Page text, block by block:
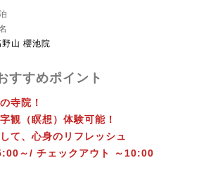
野山 櫻池院
すすめポイント
寺院！
観（瞑想）体験可能！
て、心身のリフレッシュ
～/ チェックアウト ～10:00